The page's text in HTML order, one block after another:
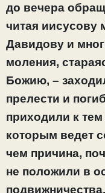
до вечера
читая иисусову
Давидову и
моления,
Божию, –
прелести и
приходили к
которым ведет
чем причина,
не положили в